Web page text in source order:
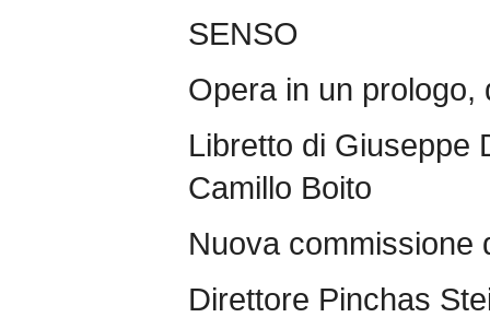
SENSO
Opera in un prologo,
Libretto di Giuseppe
Camillo Boito
Nuova commissione
Direttore Pinchas